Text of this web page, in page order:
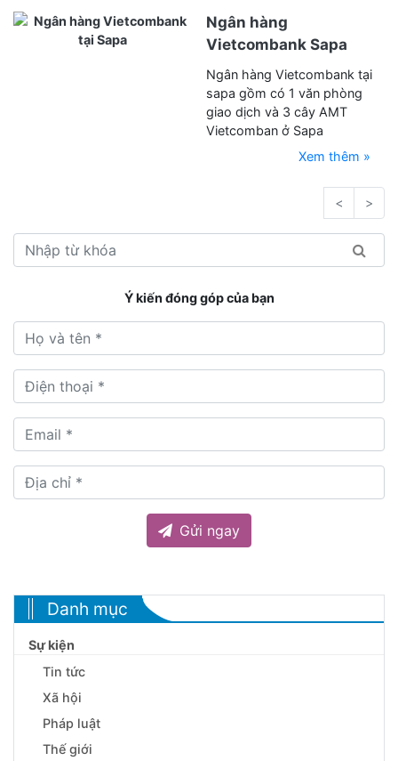
Ngân hàng
Vietcombank Sapa
Ngân hàng Vietcombank tại
sapa gồm có 1 văn phòng
giao dịch và 3 cây AMT
Vietcomban ở Sapa
Xem thêm »
< >
Ý kiến đóng góp của bạn
Gửi ngay
Danh mục
Sự kiện
Tin tức
Xã hội
Pháp luật
Thế giới